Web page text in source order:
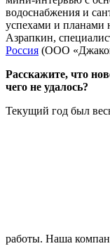
водоснабжения и
успехами и планами
Азрапкин,
Россия (ООО
Расскажите, что
чего не удалось?
Текущий год был
работы. Наша